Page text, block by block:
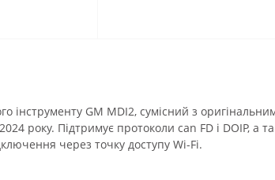
інструменту GM MDI2, сумісний з
року. Підтримує протоколи can FD і DOIP, а
через точку доступу Wi-Fi.